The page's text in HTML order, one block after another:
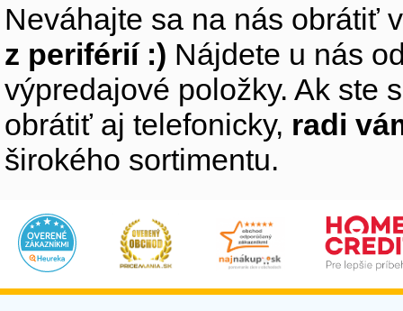
Neváhajte sa na nás obrátiť
z periférií :) Nájdete u nás
výpredajové položky. Ak ste
obrátiť aj telefonicky, radi
širokého sortimentu.